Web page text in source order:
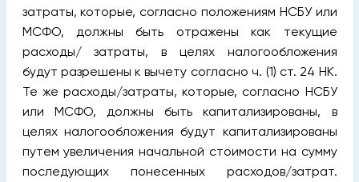
затраты, которые, согласно положениям НСБУ или
МСФО, должны быть отражены как текущие
расходы/ затраты, в целях налогообложения
будут разрешены к вычету согласно ч. (1) ст. 24 НК.
Те же расходы/затраты, которые, согласно НСБУ
или МСФО, должны быть капитализированы, в
целях налогообложения будут капитализированы
путем увеличения начальной стоимости на сумму
последующих понесенных расходов/затрат.